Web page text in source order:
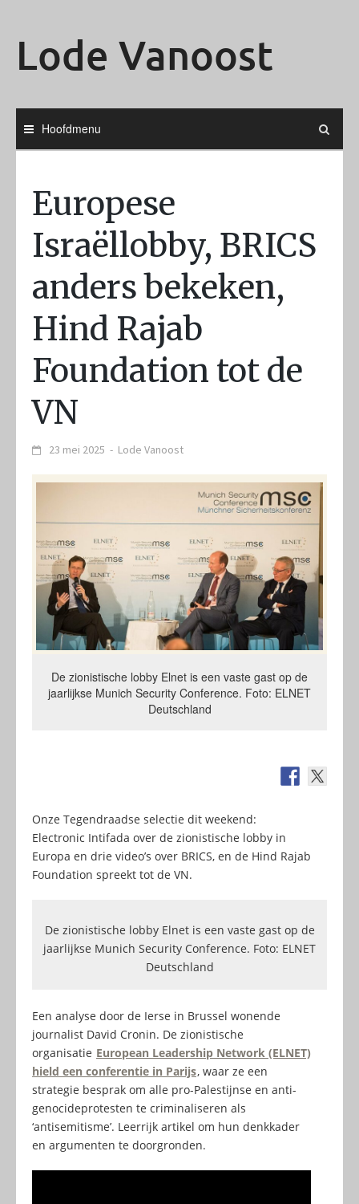
Lode Vanoost
Hoofdmenu
Europese
Israëllobby, BRICS
anders bekeken,
Hind Rajab
Foundation tot de
VN
23 mei 2025 - Lode Vanoost
De zionistische lobby Elnet is een vaste gast op de
jaarlijkse Munich Security Conference. Foto: ELNET
Deutschland
Onze Tegendraadse selectie dit weekend:
Electronic Intifada over de zionistische lobby in
Europa en drie video’s over BRICS, en de Hind Rajab
Foundation spreekt tot de VN.
De zionistische lobby Elnet is een vaste gast op de
jaarlijkse Munich Security Conference. Foto: ELNET
Deutschland
Een analyse door de Ierse in Brussel wonende
journalist David Cronin. De zionistische
organisatie European Leadership Network (ELNET)
hield een conferentie in Parijs, waar ze een
strategie besprak om alle pro-Palestijnse en anti-
genocideprotesten te criminaliseren als
‘antisemitisme’. Leerrijk artikel om hun denkkader
en argumenten te doorgronden.